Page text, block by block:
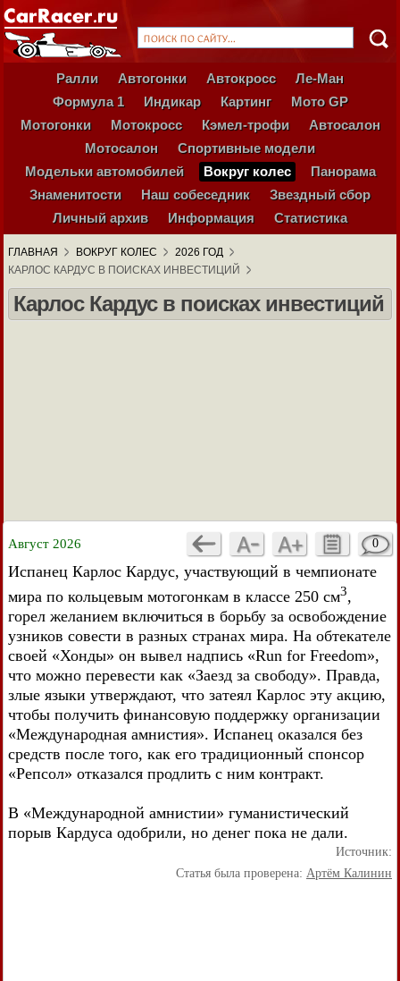
Ралли Автогонки Автокросс
Ле-Ман
Формула 1
Индикар Картинг
Мото GP
Мотогонки
Мотокросс Кэмел-трофи
Автосалон
Мотосалон
Спортивные модели
Модельки автомобилей
Вокруг колес
Панорама
Знаменитости
Наш собеседник
Звездный сбор
Личный архив
Информация Статистика
ГЛАВНАЯ ВОКРУГ КОЛЕС
2026 ГОД
КАРЛОС КАРДУС В ПОИСКАХ ИНВЕСТИЦИЙ
Карлос Кардус в поисках инвестиций
Август 2026 0
Испанец Карлос Кардус, участвующий в чемпионате
мира по кольцевым мотогонкам в классе 250 см3,
горел желанием включиться в борьбу за освобождение
узников совести в разных странах мира. На обтекателе
своей «Хонды» он вывел надпись «Run for Freedom»,
что можно перевести как «Заезд за свободу». Правда,
злые языки утверждают, что затеял Карлос эту акцию,
чтобы получить финансовую поддержку организации
«Международная амнистия». Испанец оказался без
средств после того, как его традиционный спонсор
«Репсол» отказался продлить с ним контракт.
В «Международной амнистии» гуманистический
порыв Кардуса одобрили, но денег пока не дали.
Источник:
Статья была проверена: Артём Калинин